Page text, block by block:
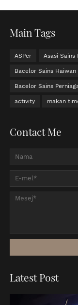
Main Tags
ASPer Asasi Sains
Bacelor Sains Haiwan
Bacelor Sains
activity makan
Contact Me
Latest Post